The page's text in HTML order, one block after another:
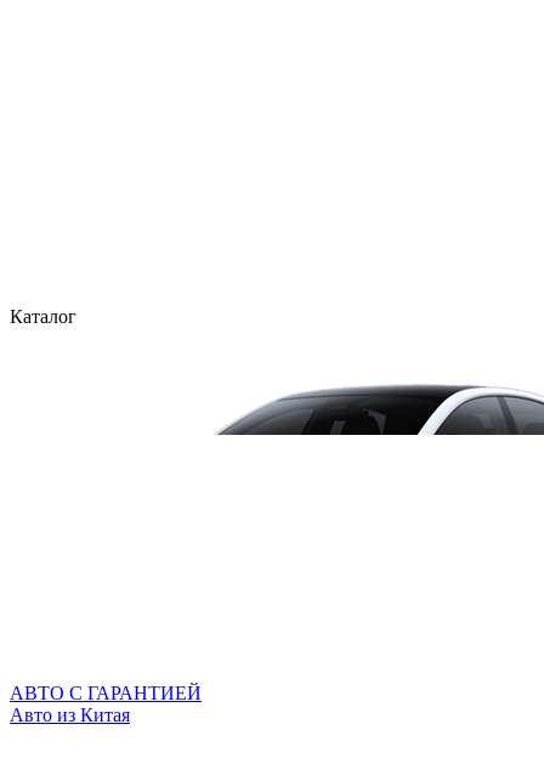
Каталог
АВТО С ГАРАНТИЕЙ
Авто из Китая